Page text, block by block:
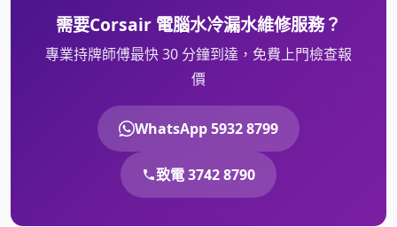
需要Corsair 電腦水冷漏水維修服務？
專業持牌師傅最快 30 分鐘到達，免費上門檢查報
價
WhatsApp 5932 8799
致電 3742 8790